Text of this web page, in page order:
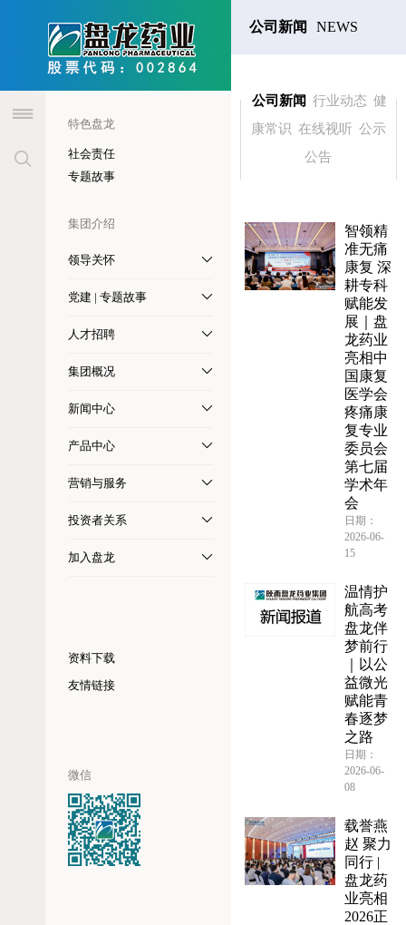
特色盘龙
社会责任
专题故事
集团介绍
领导关怀
党建 | 专题故事
人才招聘
集团概况
新闻中心
产品中心
营销与服务
投资者关系
加入盘龙
资料下载
友情链接
微信
公司新闻 NEWS
公司新闻 行业动态 健
康常识 在线视听 公示
公告
智领精
准无痛
康复 深
耕专科
赋能发
展｜盘
龙药业
亮相中
国康复
医学会
疼痛康
复专业
委员会
第七届
学术年
会
日期：
2026-06-
15
温情护
航高考
盘龙伴
梦前行
｜以公
益微光
赋能青
春逐梦
之路
日期：
2026-06-
08
载誉燕
赵 聚力
同行 |
盘龙药
业亮相
2026正